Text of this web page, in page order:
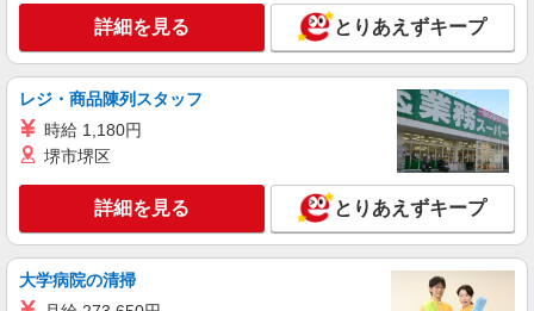
機械オペレーション
時給1700円 時間外時給2125円 休出時給2125
円 深夜割増425円
茨城県土浦市
詳細を見る
株式会社テクノ・サービス マニュファクチャリング【茨城県】
製造スタッフ（組立・加工・目視検査・機械操
月給200000〜250000円（スキル・経験を考
詳細を見る とりあえずキープ
レジ・商品陳列スタッフ
時給 1,180円
堺市堺区
詳細を見る とりあえずキープ
大学病院の清掃